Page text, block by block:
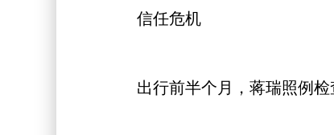
信任危机
出行前半个月，蒋瑞照例检